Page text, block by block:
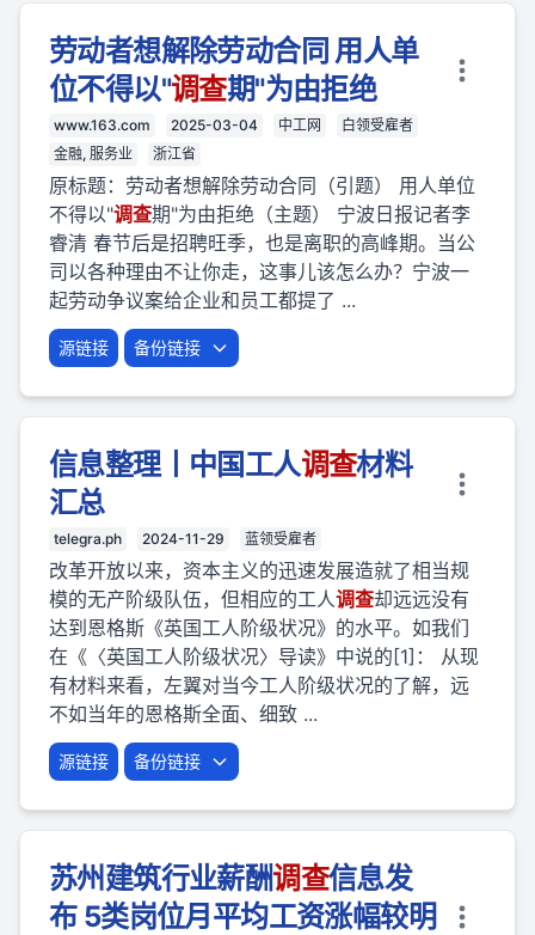
劳动者想解除劳动合同 用人单
位不得以"调查期"为由拒绝
www.163.com 2025-03-04 中工网
白领受雇者
金融, 服务业
浙江省
原标题：劳动者想解除劳动合同（引题） 用人单位
不得以"调查期"为由拒绝（主题） 宁波日报记者李
睿清 春节后是招聘旺季，也是离职的高峰期。当公
司以各种理由不让你走，这事儿该怎么办？宁波一
起劳动争议案给企业和员工都提了 ...
源链接 备份链接
信息整理丨中国工人调查材料
汇总
telegra.ph 2024-11-29 蓝领受雇者
改革开放以来，资本主义的迅速发展造就了相当规
模的无产阶级队伍，但相应的工人调查却远远没有
达到恩格斯《英国工人阶级状况》的水平。如我们
在《〈英国工人阶级状况〉导读》中说的[1]： 从现
有材料来看，左翼对当今工人阶级状况的了解，远
不如当年的恩格斯全面、细致 ...
源链接 备份链接
苏州建筑行业薪酬调查信息发
布 5类岗位月平均工资涨幅较明